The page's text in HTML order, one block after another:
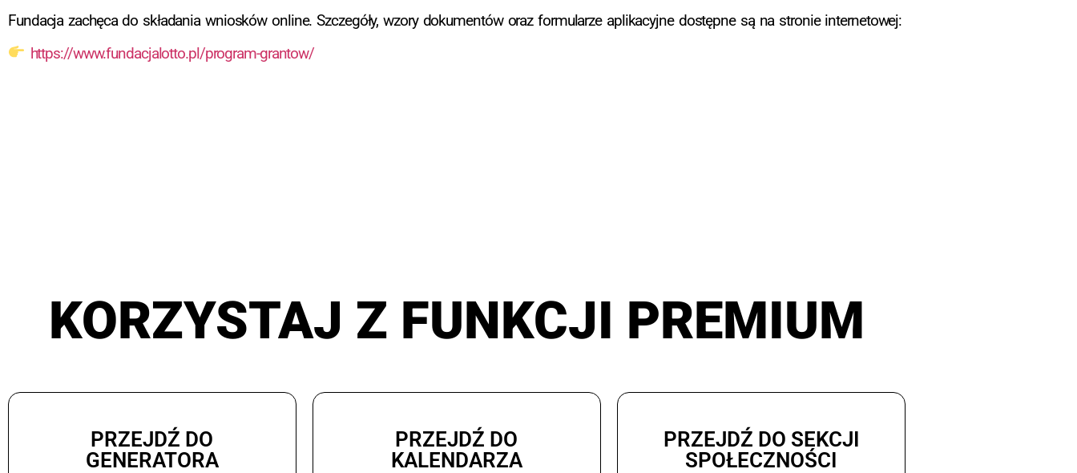
Fundacja zachęca do składania wniosków online. Szczegóły, wzory dokumentów oraz formularze aplikacyjne dostępne są na stronie internetowej:
https://www.fundacjalotto.pl/program-grantow/
KORZYSTAJ Z FUNKCJI PREMIUM
PRZEJDŹ DO
GENERATORA
PRZEJDŹ DO
KALENDARZA
PRZEJDŹ DO SEKCJI
SPOŁECZNOŚCI